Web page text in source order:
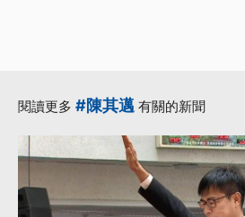
閱讀更多 #陳其邁 有關的新聞